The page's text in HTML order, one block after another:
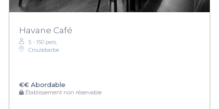
Havane Café
5 - 150 pers.
Croulebarbe
€€ Abordable
Établissement non réservable